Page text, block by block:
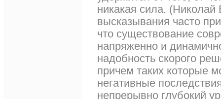
никакая сила. (Николай
высказывания часто
что существование
напряженно и
надобность скорого
причем таких которые
негативные
непрерывно глубокий